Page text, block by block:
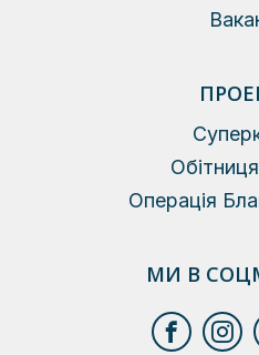
Операція
МИ В